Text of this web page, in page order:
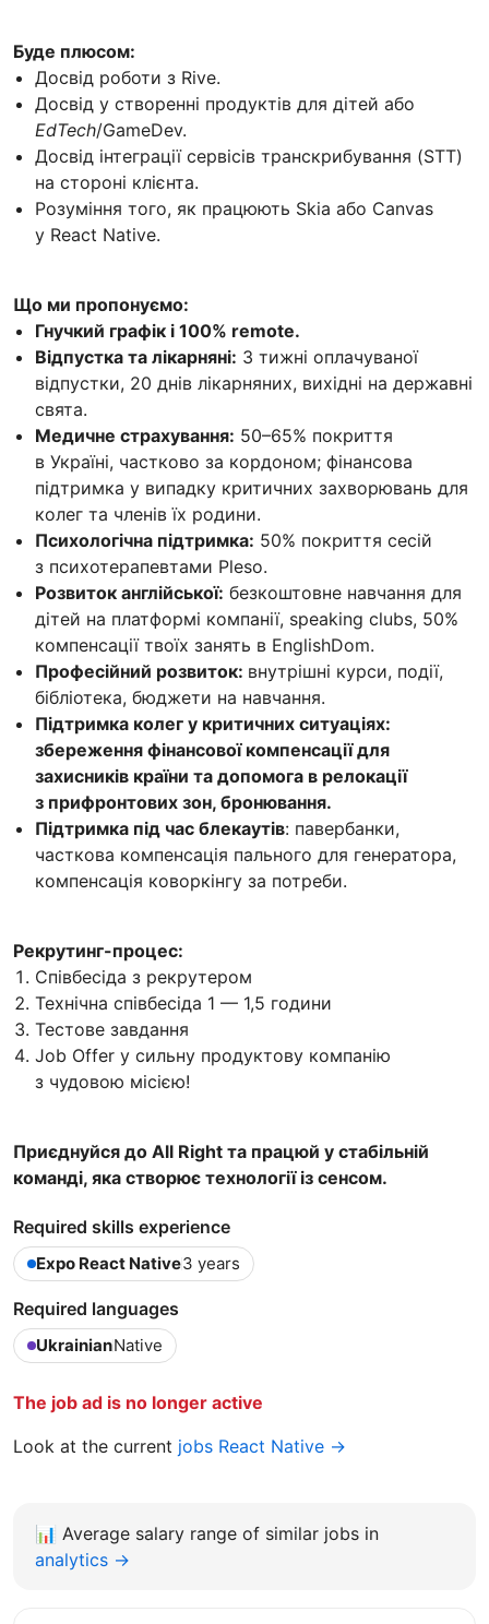
Буде плюсом:
Досвід роботи з Rive.
Досвід у створенні продуктів для дітей або
EdTech/GameDev.
Досвід інтеграції сервісів транскрибування (STT)
на стороні клієнта.
Розуміння того, як працюють Skia або Canvas
у React Native.
Що ми пропонуємо:
Гнучкий графік і 100% remote.
Відпустка та лікарняні: 3 тижні оплачуваної
відпустки, 20 днів лікарняних, вихідні на державні
свята.
Медичне страхування: 50–65% покриття
в Україні, частково за кордоном; фінансова
підтримка у випадку критичних захворювань для
колег та членів їх родини.
Психологічна підтримка: 50% покриття сесій
з психотерапевтами Pleso.
Розвиток англійської: безкоштовне навчання для
дітей на платформі компанії, speaking clubs, 50%
компенсації твоїх занять в EnglishDom.
Професійний розвиток: внутрішні курси, події,
бібліотека, бюджети на навчання.
Підтримка колег у критичних ситуаціях:
збереження фінансової компенсації для
захисників країни та допомога в релокації
з прифронтових зон, бронювання.
Підтримка під час блекаутів: павербанки,
часткова компенсація пального для генератора,
компенсація коворкінгу за потреби.
Рекрутинг-процес:
Співбесіда з рекрутером
Технічна співбесіда 1 — 1,5 години
Тестове завдання
Job Offer у сильну продуктову компанію
з чудовою місією!
Приєднуйся до All Right та працюй у стабільній
команді, яка створює технології із сенсом.
Required skills experience
Expo React Native3 years
Required languages
UkrainianNative
The job ad is no longer active
Look at the current jobs React Native →
📊 Average salary range of similar jobs in
analytics →